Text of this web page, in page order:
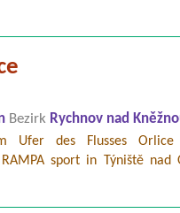
Bezirk Rychnov nad
Ufer des Flusses Orlice
sport in Týniště nad